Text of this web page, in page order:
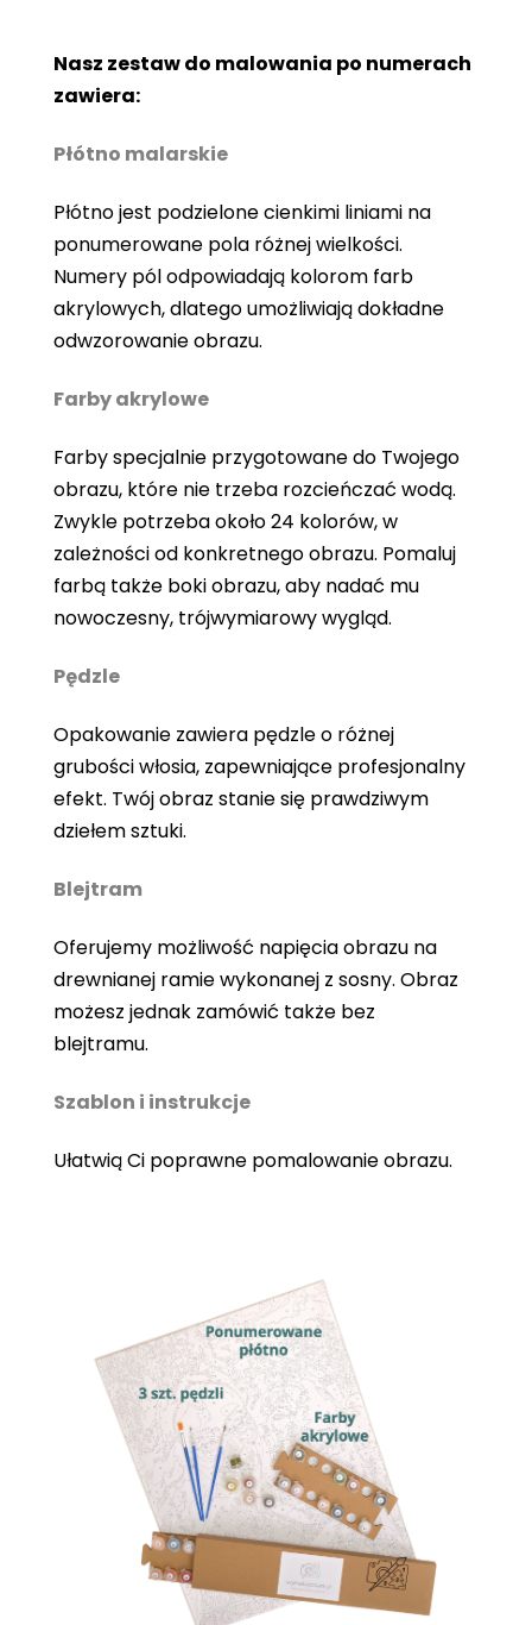
Nasz zestaw do malowania po numerach
zawiera:
Płótno malarskie
Płótno jest podzielone cienkimi liniami na
ponumerowane pola różnej wielkości.
Numery pól odpowiadają kolorom farb
akrylowych, dlatego umożliwiają dokładne
odwzorowanie obrazu.
Farby akrylowe
Farby specjalnie przygotowane do Twojego
obrazu, które nie trzeba rozcieńczać wodą.
Zwykle potrzeba około 24 kolorów, w
zależności od konkretnego obrazu. Pomaluj
farbą także boki obrazu, aby nadać mu
nowoczesny, trójwymiarowy wygląd.
Pędzle
Opakowanie zawiera pędzle o różnej
grubości włosia, zapewniające profesjonalny
efekt. Twój obraz stanie się prawdziwym
dziełem sztuki.
Blejtram
Oferujemy możliwość napięcia obrazu na
drewnianej ramie wykonanej z sosny. Obraz
możesz jednak zamówić także bez
blejtramu.
Szablon i instrukcje
Ułatwią Ci poprawne pomalowanie obrazu.